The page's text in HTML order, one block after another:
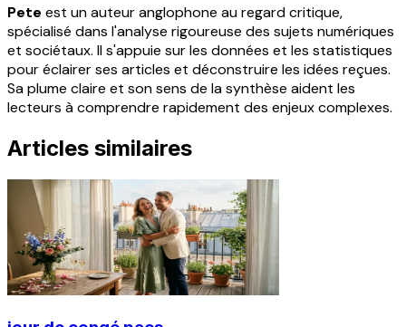
Pete est un auteur anglophone au regard critique,
spécialisé dans l'analyse rigoureuse des sujets numériques
et sociétaux. Il s'appuie sur les données et les statistiques
pour éclairer ses articles et déconstruire les idées reçues.
Sa plume claire et son sens de la synthèse aident les
lecteurs à comprendre rapidement des enjeux complexes.
Articles similaires